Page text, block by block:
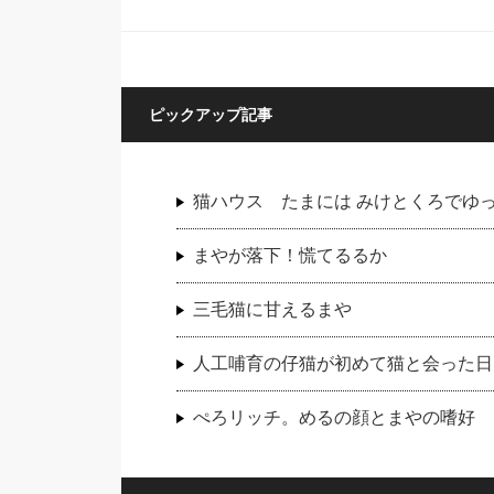
ピックアップ記事
猫ハウス たまには みけとくろでゆ
まやが落下！慌てるるか
三毛猫に甘えるまや
人工哺育の仔猫が初めて猫と会った日
ぺろリッチ。めるの顔とまやの嗜好